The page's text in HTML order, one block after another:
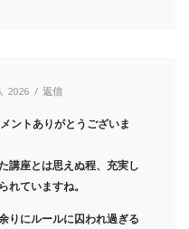
2026 返信
ントありがとうございま
講座とは思えぬ程、充実し
れていますね。
りにルールに囚われ過ぎる